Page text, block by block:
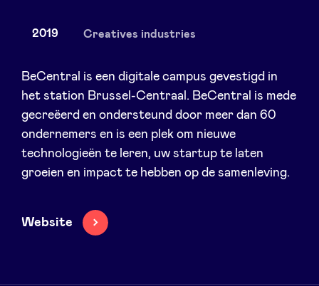
Nieuws
Voordelen
BeAngels Academy
2019 Creatives industries
BeCentral is een digitale campus gevestigd in
het station Brussel-Centraal. BeCentral is mede
gecreëerd en ondersteund door meer dan 60
ondernemers en is een plek om nieuwe
technologieën te leren, uw startup te laten
groeien en impact te hebben op de samenleving.
Website